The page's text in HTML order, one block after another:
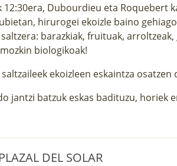
12:30era, Dubourdieu eta Roquebert
hirurogei ekoizle baino
barazkiak, fruituak, arroltzeak,
biologikoak!
ekoizleen eskaintza osatzen
jantzi batzuk eskas badituzu, horiek
DEL SOLAR